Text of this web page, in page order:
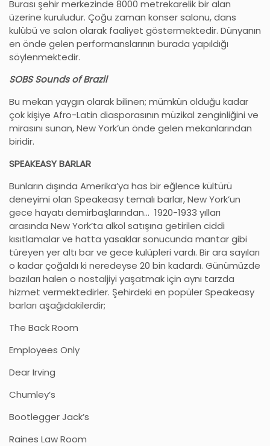
Burası şehir merkezinde 8000 metrekarelik bir alan
üzerine kuruludur. Çoğu zaman konser salonu, dans
kulübü ve salon olarak faaliyet göstermektedir. Dünyanın
en önde gelen performanslarının burada yapıldığı
söylenmektedir.
SOBS Sounds of Brazil
Bu mekan yaygın olarak bilinen; mümkün olduğu kadar
çok kişiye Afro-Latin diasporasının müzikal zenginliğini ve
mirasını sunan, New York’un önde gelen mekanlarından
biridir.
SPEAKEASY BARLAR
Bunların dışında Amerika’ya has bir eğlence kültürü
deneyimi olan Speakeasy temalı barlar, New York’un
gece hayatı demirbaşlarından… 1920-1933 yılları
arasında New York’ta alkol satışına getirilen ciddi
kısıtlamalar ve hatta yasaklar sonucunda mantar gibi
türeyen yer altı bar ve gece kulüpleri vardı. Bir ara sayıları
o kadar çoğaldı ki neredeyse 20 bin kadardı. Günümüzde
bazıları halen o nostaljiyi yaşatmak için aynı tarzda
hizmet vermektedirler. Şehirdeki en popüler Speakeasy
barları aşağıdakilerdir;
The Back Room
Employees Only
Dear Irving
Chumley’s
Bootlegger Jack’s
Raines Law Room